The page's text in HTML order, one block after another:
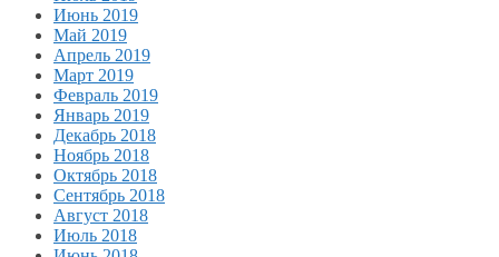
Июнь 2019
Май 2019
Апрель 2019
Март 2019
Февраль 2019
Январь 2019
Декабрь 2018
Ноябрь 2018
Октябрь 2018
Сентябрь 2018
Август 2018
Июль 2018